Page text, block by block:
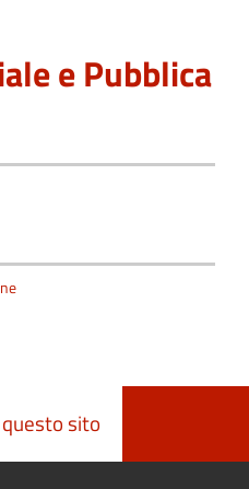
e Pubblica
sito